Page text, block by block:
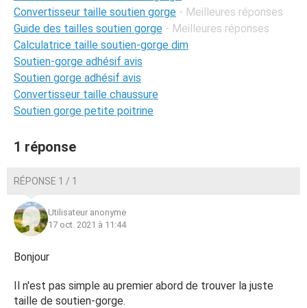
Convertisseur taille soutien gorge - Meilleures réponses
Guide des tailles soutien gorge - Meilleures réponses
Calculatrice taille soutien-gorge dim
Soutien-gorge adhésif avis
Soutien gorge adhésif avis
Convertisseur taille chaussure
Soutien gorge petite poitrine
1 réponse
RÉPONSE 1 / 1
Utilisateur anonyme
17 oct. 2021 à 11:44
Bonjour
Il n'est pas simple au premier abord de trouver la juste
taille de soutien-gorge.